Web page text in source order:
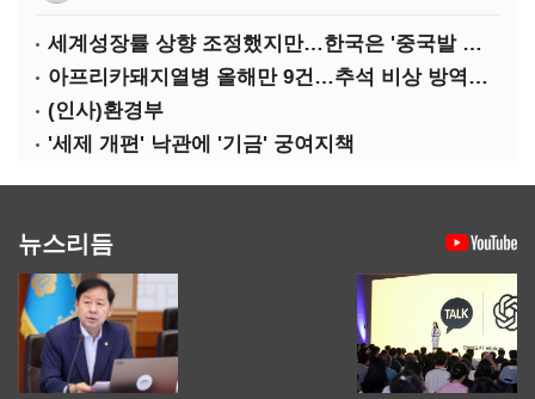
세계성장률 상향 조정했지만…한국은 '중국발 살얼음판'
아프리카돼지열병 올해만 9건…추석 비상 방역에 '총력'
(인사)환경부
'세제 개편' 낙관에 '기금' 궁여지책
뉴스리듬